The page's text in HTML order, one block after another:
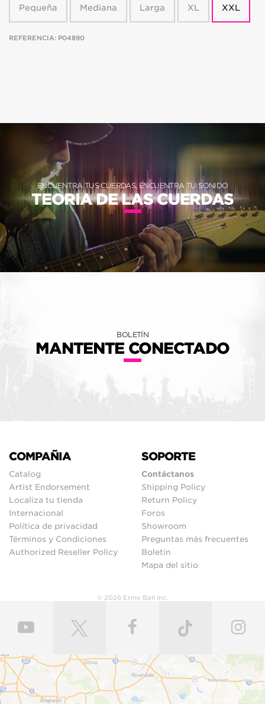
Pequeña Mediana Larga XL XXL
REFERENCIA: P04890
ENCUENTRA TUS CUERDAS, ENCUENTRA TU SONIDO
TEORIA DE LAS CUERDAS
BOLETÍN
MANTENTE CONECTADO
COMPAÑIA
Catalog
Artist Endorsement
Localiza tu tienda
Internacional
Política de privacidad
Términos y Condiciones
Authorized Reseller Policy
SOPORTE
Contáctanos
Shipping Policy
Return Policy
Foros
Showroom
Preguntas más frecuentes
Boletín
Mapa del sitio
© 2026 Ernie Ball Inc.